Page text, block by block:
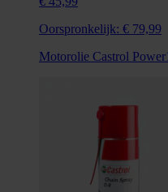
Oorspronkelijk: € 79,99
Motorolie Castrol